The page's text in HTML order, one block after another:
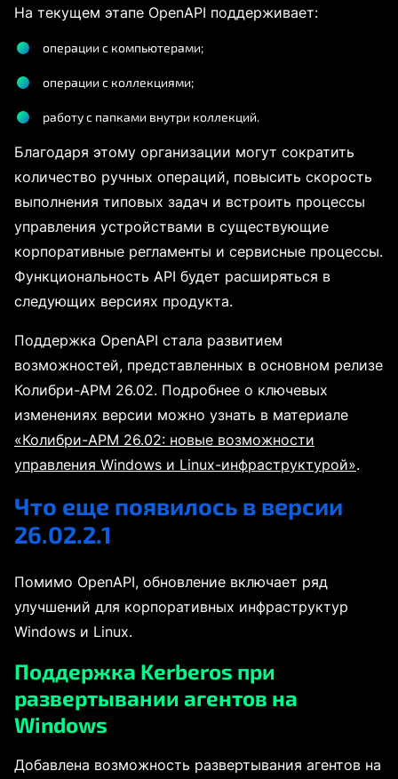
На текущем этапе OpenAPI поддерживает:
операции с компьютерами;
операции с коллекциями;
работу с папками внутри коллекций.
Благодаря этому организации могут сократить
количество ручных операций, повысить скорость
выполнения типовых задач и встроить процессы
управления устройствами в существующие
корпоративные регламенты и сервисные процессы.
Функциональность API будет расширяться в
следующих версиях продукта.
Поддержка OpenAPI стала развитием
возможностей, представленных в основном релизе
Колибри-АРМ 26.02. Подробнее о ключевых
изменениях версии можно узнать в материале
«Колибри-АРМ 26.02: новые возможности
управления Windows и Linux-инфраструктурой».
Что еще появилось в версии
26.02.2.1
Помимо OpenAPI, обновление включает ряд
улучшений для корпоративных инфраструктур
Windows и Linux.
Поддержка Kerberos при
развертывании агентов на
Windows
Добавлена возможность развертывания агентов на